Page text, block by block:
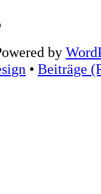
by
• Beiträge